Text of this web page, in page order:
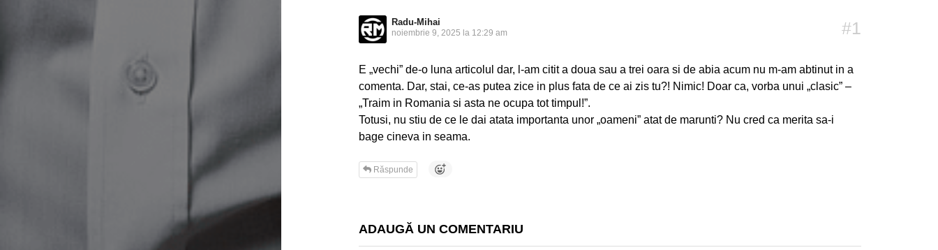
#1
Radu-Mihai
noiembrie 9, 2025 la 12:29 am
E „vechi” de-o luna articolul dar, l-am citit a doua sau a trei oara si de abia acum nu m-am abtinut in a
comenta. Dar, stai, ce-as putea zice in plus fata de ce ai zis tu?! Nimic! Doar ca, vorba unui „clasic” –
„Traim in Romania si asta ne ocupa tot timpul!”.
Totusi, nu stiu de ce le dai atata importanta unor „oameni” atat de marunti? Nu cred ca merita sa-i
bage cineva in seama.
Răspunde
ADAUGĂ UN COMENTARIU